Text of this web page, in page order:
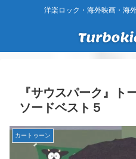
洋楽ロック・海外映画・海
『サウスパーク』ト
ソードベスト５
カートゥーン